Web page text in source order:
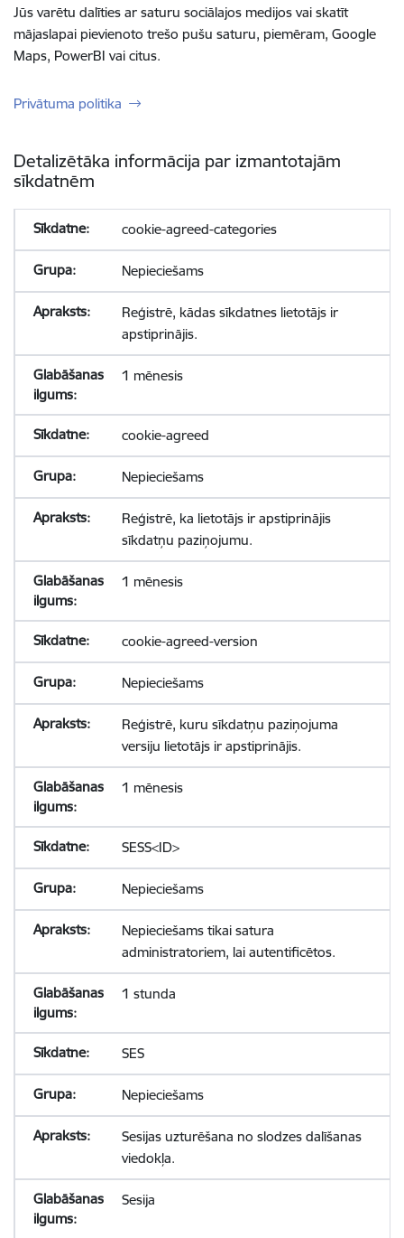
Jūs varētu dalīties ar saturu sociālajos medijos vai skatīt
mājaslapai pievienoto trešo pušu saturu, piemēram, Google
Maps, PowerBI vai citus.
Privātuma politika
Detalizētāka informācija par izmantotajām
sīkdatnēm
cookie-agreed-categories
Nepieciešams
Reģistrē, kādas sīkdatnes lietotājs ir
apstiprinājis.
1 mēnesis
cookie-agreed
Nepieciešams
Reģistrē, ka lietotājs ir apstiprinājis
sīkdatņu paziņojumu.
1 mēnesis
cookie-agreed-version
Nepieciešams
Reģistrē, kuru sīkdatņu paziņojuma
versiju lietotājs ir apstiprinājis.
1 mēnesis
SESS<ID>
Nepieciešams
Nepieciešams tikai satura
administratoriem, lai autentificētos.
1 stunda
SES
Nepieciešams
Sesijas uzturēšana no slodzes dalīšanas
viedokļa.
Sesija